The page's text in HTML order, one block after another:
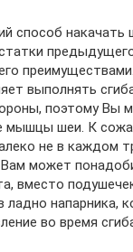
способ накачать
выполнять
поэтому Вы
мышцы шеи. К
не в каждом
может
вместо
ладно напарника,
во время